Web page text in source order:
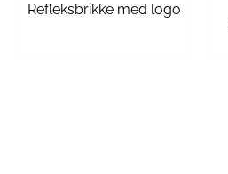
Refleksbrikke med logo